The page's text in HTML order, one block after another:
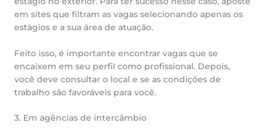
em sites que filtram as vagas selecionando apenas os
estágios e a sua área de atuação.
Feito isso, é importante encontrar vagas que se
encaixem em seu perfil como profissional. Depois,
você deve consultar o local e se as condições de
trabalho são favoráveis para você.
3. Em agências de intercâmbio